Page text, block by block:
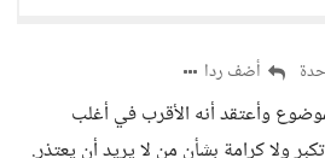
أضف ردا
وأعتقد أنه الأقرب في أغلب